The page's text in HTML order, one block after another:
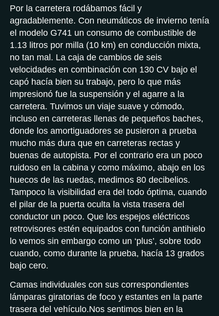
Por la carretera rodábamos fácil y
agradablemente. Con neumáticos de invierno tenía
el modelo G741 un consumo de combustible de
1.13 litros por milla (10 km) en conducción mixta,
no tan mal. La caja de cambios de seis
velocidades en combinación con 130 CV bajo el
capó hacía bien su trabajo, pero lo que más
impresionó fue la suspensión y el agarre a la
carretera. Tuvimos un viaje suave y cómodo,
incluso en carreteras llenas de pequeños baches,
donde los amortiguadores se pusieron a prueba
mucho más dura que en carreteras rectas y
buenas de autopista. Por el contrario era un poco
ruidoso en la cabina y como máximo, abajo en los
huecos de las ruedas, medimos 80 decibelios.
Tampoco la visibilidad era del todo óptima, cuando
el pilar de la puerta oculta la vista trasera del
conductor un poco. Que los espejos eléctricos
retrovisores estén equipados con función antihielo
lo vemos sin embargo como un ‘plus’, sobre todo
cuando, como durante la prueba, hacía 13 grados
bajo cero.
Camas individuales con sus correspondientes
lámparas giratorias de foco y estantes en la parte
trasera del vehículo.Nos sentimos bien en la